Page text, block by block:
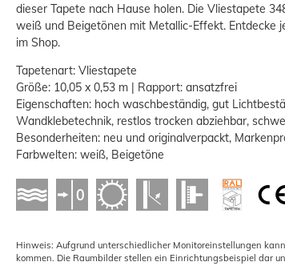
dieser Tapete nach Hause holen. Die Vliestapete
weiß und Beigetönen mit Metallic-Effekt. Entdecke
im Shop.
Tapetenart: Vliestapete
Größe: 10,05 x 0,53 m | Rapport: ansatzfrei
Eigenschaften: hoch waschbeständig, gut
Wandklebetechnik, restlos trocken abziehbar,
Besonderheiten: neu und originalverpackt,
Farbwelten: weiß, Beigetöne
Hinweis: Aufgrund unterschiedlicher Monitoreinstellungen
kommen. Die Raumbilder stellen ein Einrichtungsbeispiel dar
5xRollkleister Instant Vlies
Kleister 1kg